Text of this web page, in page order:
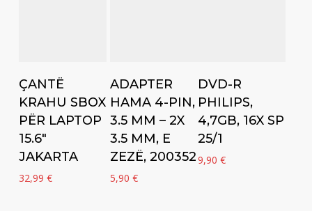
Add to cart
ÇANTË
KRAHU SBOX
PËR LAPTOP
15.6″
JAKARTA
32,99 €
ADAPTER
HAMA 4-PIN,
3.5 MM – 2X
3.5 MM, E
ZEZË, 200352
5,90€
DVD-R
PHILIPS,
4,7GB, 16X SP
25/1
9,90€